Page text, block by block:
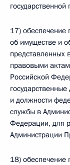
17) обеспечение
об имуществе и
представленных
правовыми
Российской
и должности
службы в
Федерации, для
Администрации
18) обеспечение